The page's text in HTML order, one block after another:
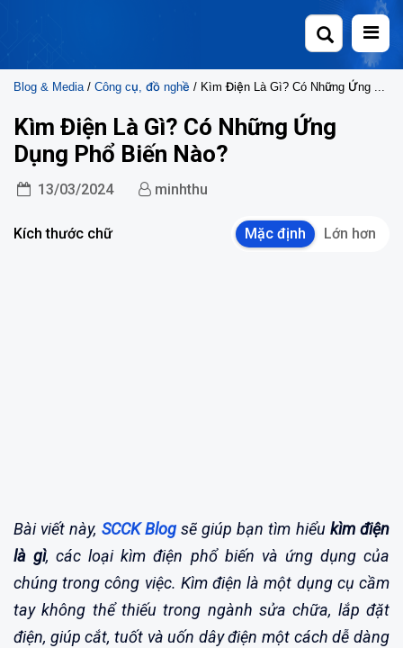
Blog & Media / Công cụ, đồ nghề / Kìm Điện Là Gì? Có Những Ứng Dụng Phổ Biến Nào?
Kìm Điện Là Gì? Có Những Ứng
Dụng Phổ Biến Nào?
13/03/2024 minhthu
Kích thước chữ Mặc định Lớn hơn
Bài viết này, SCCK Blogsẽ giúp bạn tìm hiểu kìm điện
là gì, các loại kìm điện phổ biến và ứng dụng của
chúng trong công việc. Kìm điện là một dụng cụ cầm
tay không thể thiếu trong ngành sửa chữa, lắp đặt
điện, giúp cắt, tuốt và uốn dây điện một cách dễ dàng